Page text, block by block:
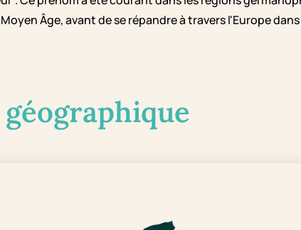
Âge, avant de se répandre à travers l'Europe
géographique